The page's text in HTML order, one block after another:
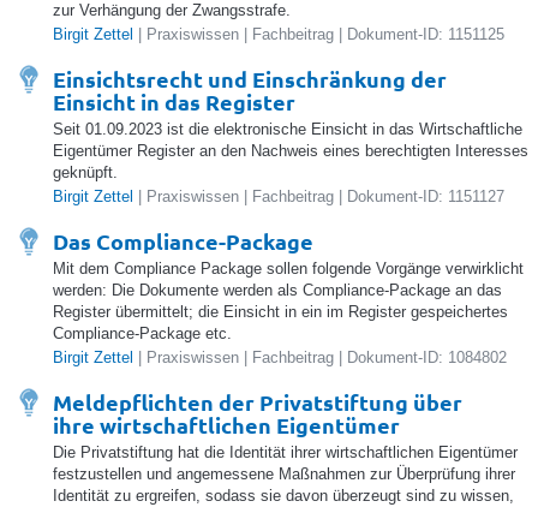
zur Verhängung der Zwangsstrafe.
Birgit Zettel
| Praxiswissen | Fachbeitrag | Dokument-ID: 1151125
Einsichtsrecht und Einschränkung der
Einsicht in das Register
Seit 01.09.2023 ist die elektronische Einsicht in das Wirtschaftliche
Eigentümer Register an den Nachweis eines berechtigten Interesses
geknüpft.
Birgit Zettel
| Praxiswissen | Fachbeitrag | Dokument-ID: 1151127
Das Compliance-Package
Mit dem Compliance Package sollen folgende Vorgänge verwirklicht
werden: Die Dokumente werden als Compliance-Package an das
Register übermittelt; die Einsicht in ein im Register gespeichertes
Compliance-Package etc.
Birgit Zettel
| Praxiswissen | Fachbeitrag | Dokument-ID: 1084802
Meldepflichten der Privatstiftung über
ihre wirtschaftlichen Eigentümer
Die Privatstiftung hat die Identität ihrer wirtschaftlichen Eigentümer
festzustellen und angemessene Maßnahmen zur Überprüfung ihrer
Identität zu ergreifen, sodass sie davon überzeugt sind zu wissen,